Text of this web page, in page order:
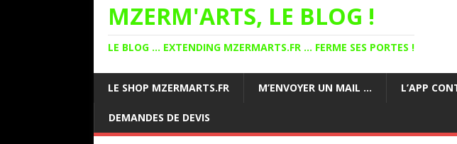
MZERM'ARTS, LE BLOG !
LE BLOG ... EXTENDING MZERMARTS.FR ... FERME SES PORTES !
LE SHOP MZERMARTS.FR M’ENVOYER UN MAIL … L’APP
DEMANDES DE DEVIS